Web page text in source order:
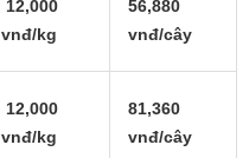
12,000
vnđ/kg
56,880
vnđ/cây
12,000
vnđ/kg
81,360
vnđ/cây